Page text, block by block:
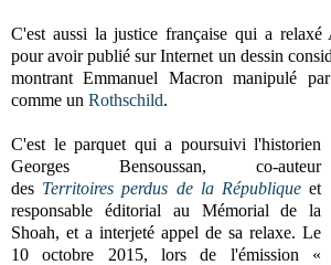
C'est aussi la justice française qui a
pour avoir publié sur Internet un dessin
montrant Emmanuel Macron manipulé
comme un Rothschild.
C'est le parquet qui a poursuivi l'historien
Georges Bensoussan, co-auteur
des Territoires perdus de la République et
responsable éditorial au Mémorial de la
Shoah, et a interjeté appel de sa relaxe. Le
10 octobre 2015, lors de l'émission «